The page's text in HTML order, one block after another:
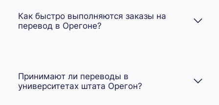
Как быстро выполняются заказы на
перевод в Орегоне?
Принимают ли переводы в
университетах штата Орегон?